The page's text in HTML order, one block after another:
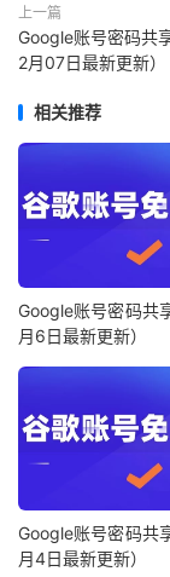
上一篇
Google账号密码共
2月07日最新更新）
相关推荐
Google账号密码共
月6日最新更新）
Google账号密码共
月4日最新更新）